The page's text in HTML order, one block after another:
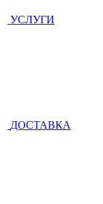
УСЛУГИ
ДОСТАВКА